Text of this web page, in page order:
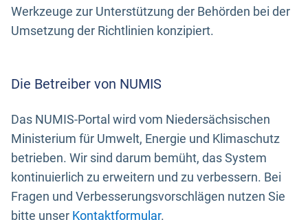
Werkzeuge zur Unterstützung der Behörden bei der
Umsetzung der Richtlinien konzipiert.
Die Betreiber von NUMIS
Das NUMIS-Portal wird vom Niedersächsischen
Ministerium für Umwelt, Energie und Klimaschutz
betrieben. Wir sind darum bemüht, das System
kontinuierlich zu erweitern und zu verbessern. Bei
Fragen und Verbesserungsvorschlägen nutzen Sie
bitte unser Kontaktformular.